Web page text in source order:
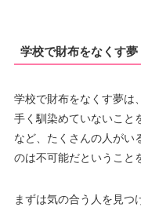
学校で財布をなくす夢
学校で財布をなくす夢は
手く馴染めていないこと
など、たくさんの人がい
のは不可能だということ
まずは気の合う人を見つ